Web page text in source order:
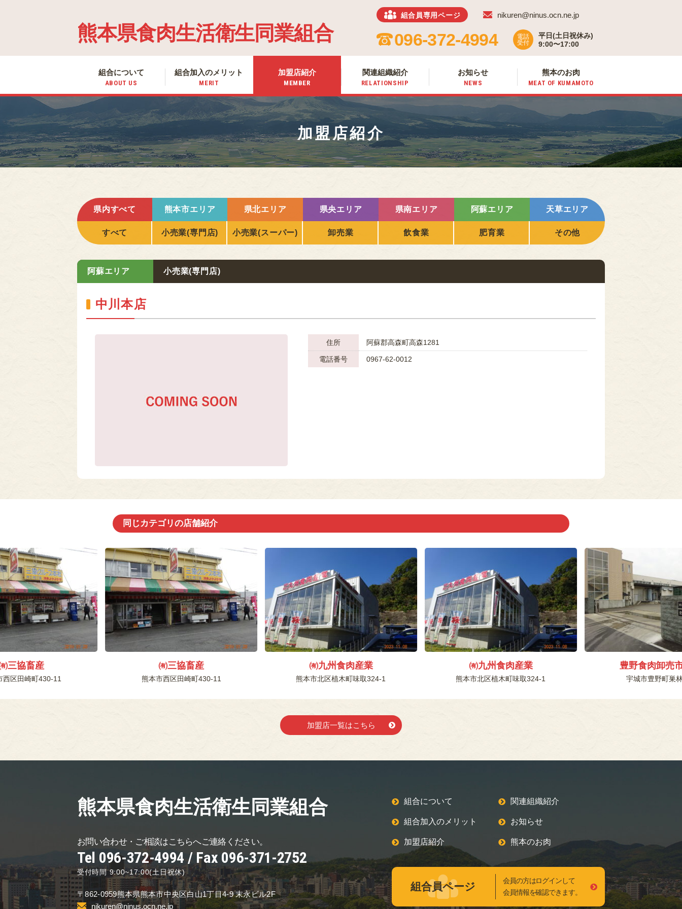
熊本県食肉生活衛生同業組合
組合員専用ページ nikuren@ninus.ocn.ne.jp
096-372-4994
電話
受付
平日(土日祝休み)
9:00〜17:00
組合について
ABOUT US
組合加入のメリット
MERIT
加盟店紹介
MEMBER
関連組織紹介
RELATIONSHIP
お知らせ
NEWS
熊本のお肉
MEAT OF KUMAMOTO
加盟店紹介
県内すべて 熊本市エリア 県北エリア 県央エリア 県南エリア 阿蘇エリア 天草エリア
すべて 小売業(専門店) 小売業(スーパー) 卸売業 飲食業 肥育業 その他
阿蘇エリア 小売業(専門店)
中川本店
住所 阿蘇郡高森町高森1281
電話番号 0967-62-0012
同じカテゴリの店舗紹介
三協畜産
西区田崎町430-11
㈲三協畜産
熊本市西区田崎町430-11
㈲九州食肉産業
熊本市北区植木町味取324-1
㈲九州食肉産業
熊本市北区植木町味取324-1
豊野食肉卸売
宇城市豊野町巣
加盟店一覧はこちら
熊本県食肉生活衛生同業組合
お問い合わせ・ご相談はこちらへご連絡ください。
Tel 096-372-4994 / Fax 096-371-2752
受付時間 9:00~17:00(土日祝休)
〒862-0959熊本県熊本市中央区白山1丁目4-9 末永ビル2F
nikuren@ninus.ocn.ne.jp
組合について 関連組織紹介
組合加入のメリット お知らせ
加盟店紹介 熊本のお肉
組合員ページ
会員の方はログインして
会員情報を確認できます。
HOME
組合加入のメリット
MERIT
加盟店紹介
MEMBER
関連組織紹介
RELATIONSHIP
お知らせ
組合員専用ページ
ONLY